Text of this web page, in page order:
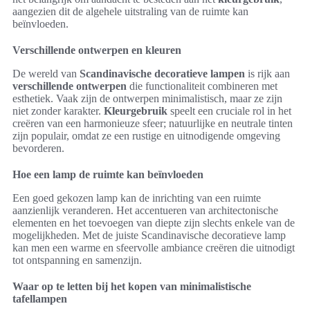
aangezien dit de algehele uitstraling van de ruimte kan
beïnvloeden.
Verschillende ontwerpen en kleuren
De wereld van Scandinavische decoratieve lampen is rijk aan
verschillende ontwerpen die functionaliteit combineren met
esthetiek. Vaak zijn de ontwerpen minimalistisch, maar ze zijn
niet zonder karakter. Kleurgebruik speelt een cruciale rol in het
creëren van een harmonieuze sfeer; natuurlijke en neutrale tinten
zijn populair, omdat ze een rustige en uitnodigende omgeving
bevorderen.
Hoe een lamp de ruimte kan beïnvloeden
Een goed gekozen lamp kan de inrichting van een ruimte
aanzienlijk veranderen. Het accentueren van architectonische
elementen en het toevoegen van diepte zijn slechts enkele van de
mogelijkheden. Met de juiste Scandinavische decoratieve lamp
kan men een warme en sfeervolle ambiance creëren die uitnodigt
tot ontspanning en samenzijn.
Waar op te letten bij het kopen van minimalistische
tafellampen